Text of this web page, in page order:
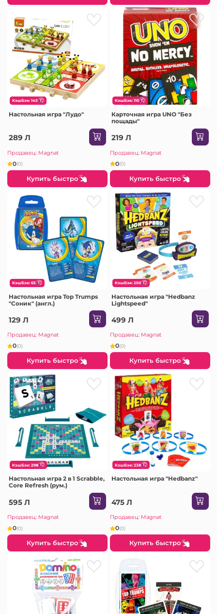
КэшБэк: 145
Настольная игра "Лудо"
289 Л
Продавец: Magnat
0(0)
Купить быстро
КэшБэк: 110
Карточная игра UNO "Без
пощады"
219 Л
Продавец: Magnat
0(0)
Купить быстро
КэшБэк: 65
Настольная игра Top Trumps
"Соник" (англ.)
129 Л
Продавец: Magnat
0(0)
Купить быстро
КэшБэк: 250
Настольная игра "Hedbanz
Lightspeed"
499 Л
Продавец: Magnat
0(0)
Купить быстро
КэшБэк: 298
Настольная игра 2 в 1 Scrabble,
Core Refresh (рум.)
595 Л
Продавец: Magnat
0(0)
Купить быстро
КэшБэк: 238
Настольная игра "Hedbanz"
475 Л
Продавец: Magnat
0(0)
Купить быстро